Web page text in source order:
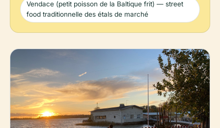
Vendace (petit poisson de la Baltique frit) — street
food traditionnelle des étals de marché